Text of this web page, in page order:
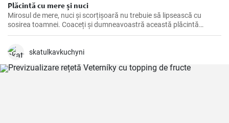
Plăcintă cu mere și nuci
Mirosul de mere, nuci și scorțișoară nu trebuie să lipsească cu
sosirea toamnei. Coaceți și dumneavoastră această plăcintă
delicioasă.
skatulkavkuchyni